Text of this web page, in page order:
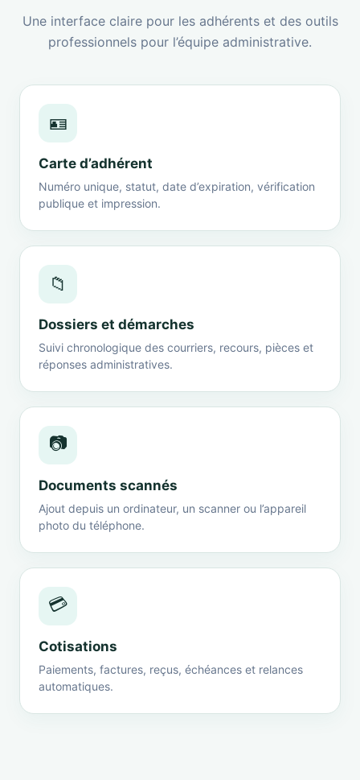
Une interface claire pour les adhérents et des outils
professionnels pour l’équipe administrative.
🪪
Carte d’adhérent
Numéro unique, statut, date d’expiration, vérification
publique et impression.
📁
Dossiers et démarches
Suivi chronologique des courriers, recours, pièces et
réponses administratives.
📷
Documents scannés
Ajout depuis un ordinateur, un scanner ou l’appareil
photo du téléphone.
💳
Cotisations
Paiements, factures, reçus, échéances et relances
automatiques.